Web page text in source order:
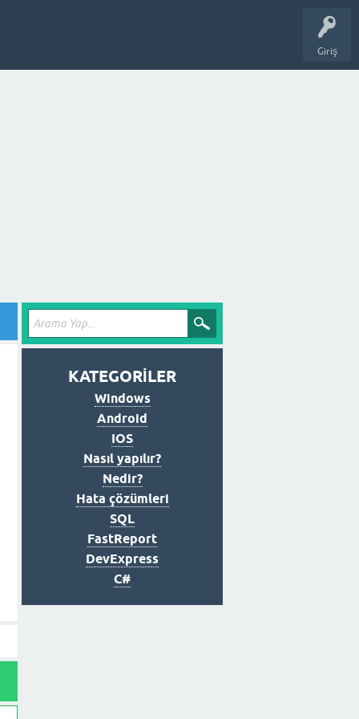
Giriş
KATEGORİLER
Windows
Android
IOS
Nasıl yapılır?
Nedir?
Hata çözümleri
SQL
FastReport
DevExpress
C#